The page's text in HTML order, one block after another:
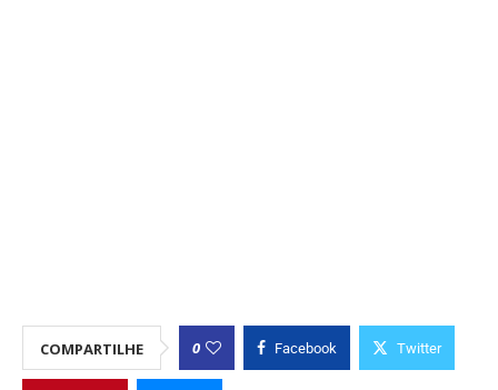
COMPARTILHE 0 Facebook Twitter